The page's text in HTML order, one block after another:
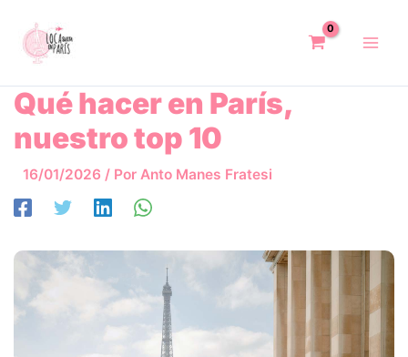
contenido
Qué hacer en París,
nuestro top 10
16/01/2026 / Por Anto Manes Fratesi